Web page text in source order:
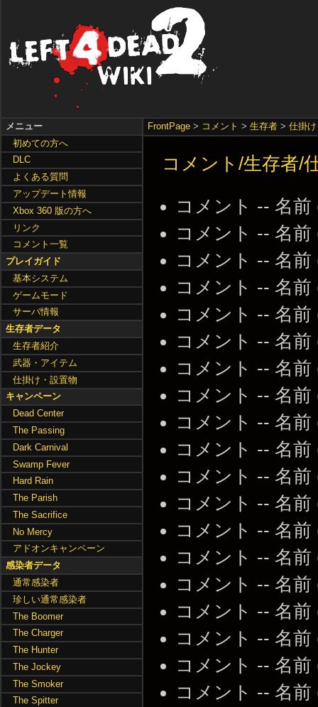
FrontPage > コメント >生存者 >仕掛
コメント/生存者/
コメント -- 名前
コメント -- 名前
コメント -- 名前
コメント -- 名前
コメント -- 名前
コメント -- 名前
コメント -- 名前
コメント -- 名前
コメント -- 名前
コメント -- 名前
コメント -- 名前
コメント -- 名前
コメント -- 名前
コメント -- 名前
コメント -- 名前
コメント -- 名前
コメント -- 名前
コメント -- 名前
コメント -- 名前
メニュー
初めての方へ
DLC
よくある質問
アップデート情報
Xbox 360 版の方へ
リンク
コメント一覧
プレイガイド
基本システム
ゲームモード
サーバ情報
生存者データ
生存者紹介
武器・アイテム
仕掛け・設置物
キャンペーン
Dead Center
The Passing
Dark Carnival
Swamp Fever
Hard Rain
The Parish
The Sacrifice
No Mercy
アドオンキャンペーン
感染者データ
通常感染者
珍しい通常感染者
The Boomer
The Charger
The Hunter
The Jockey
The Smoker
The Spitter